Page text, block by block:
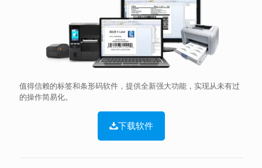
值得信赖的标签和条形码软件，提供全新强大功能，实现从未有过
的操作简易化。
下载软件